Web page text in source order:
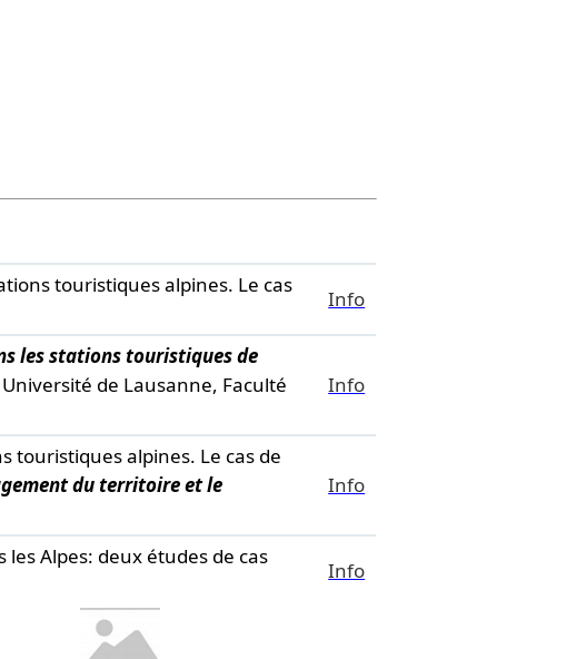
touristiques alpines. Le cas
Info
les stations touristiques de
de Lausanne, Faculté
Info
touristiques alpines. Le cas de
du territoire et le
Info
Alpes: deux études de cas
Info